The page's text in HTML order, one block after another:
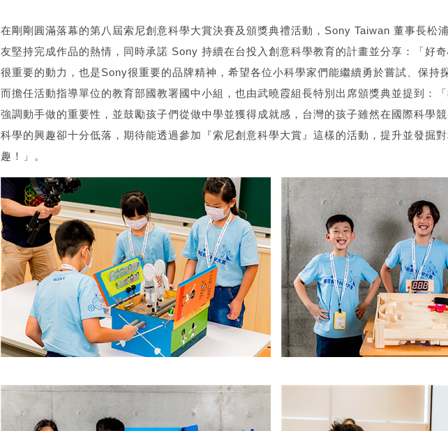
在剛剛圓滿落幕的第八屆索尼創意科學大賞決賽及頒獎典禮活動，Sony Taiwan 董事長松
友堅持完成作品的熱情，同時承諾 Sony 持續在台投入創意科學教育的計畫並分享：「好
很重要的動力，也是Sony很重要的品牌精神，希望各位小科學家們能繼續勇於嘗試、保持
而擔任活動指導單位的教育部國教署國中小組，也由武曉霞組長特別出席頒獎典並提到：
強調動手做的重要性，並鼓勵孩子們從做中學並獲得成就感，台灣的孩子雖然在國際科學
科學的興趣卻十分低落，期待能透過參加『索尼創意科學大賞』這樣的活動，提升並發掘
趣！」。